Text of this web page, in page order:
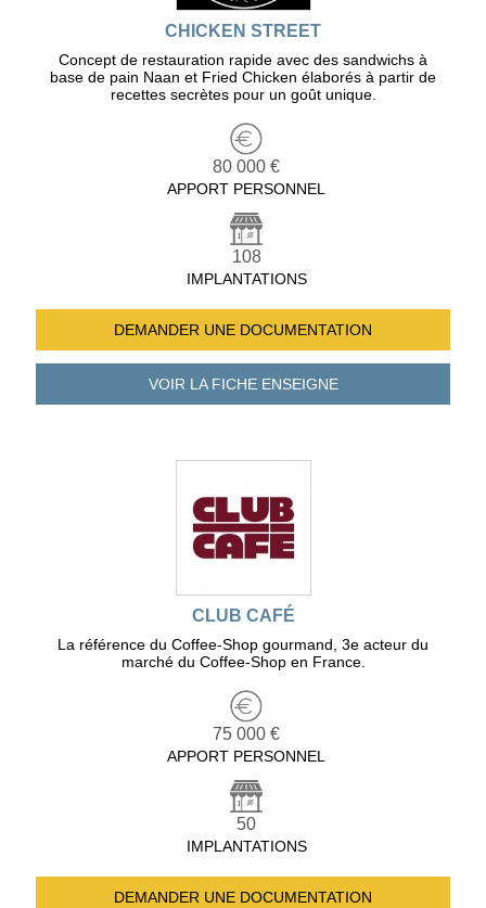
CHICKEN STREET
Concept de restauration rapide avec des sandwichs à
base de pain Naan et Fried Chicken élaborés à partir de
recettes secrètes pour un goût unique.
80 000 €
APPORT PERSONNEL
108
IMPLANTATIONS
DEMANDER UNE DOCUMENTATION
VOIR LA FICHEENSEIGNE
CLUB CAFÉ
La référence du Coffee-Shop gourmand, 3e acteur du
marché du Coffee-Shop en France.
75 000 €
APPORT PERSONNEL
50
IMPLANTATIONS
DEMANDER UNE DOCUMENTATION